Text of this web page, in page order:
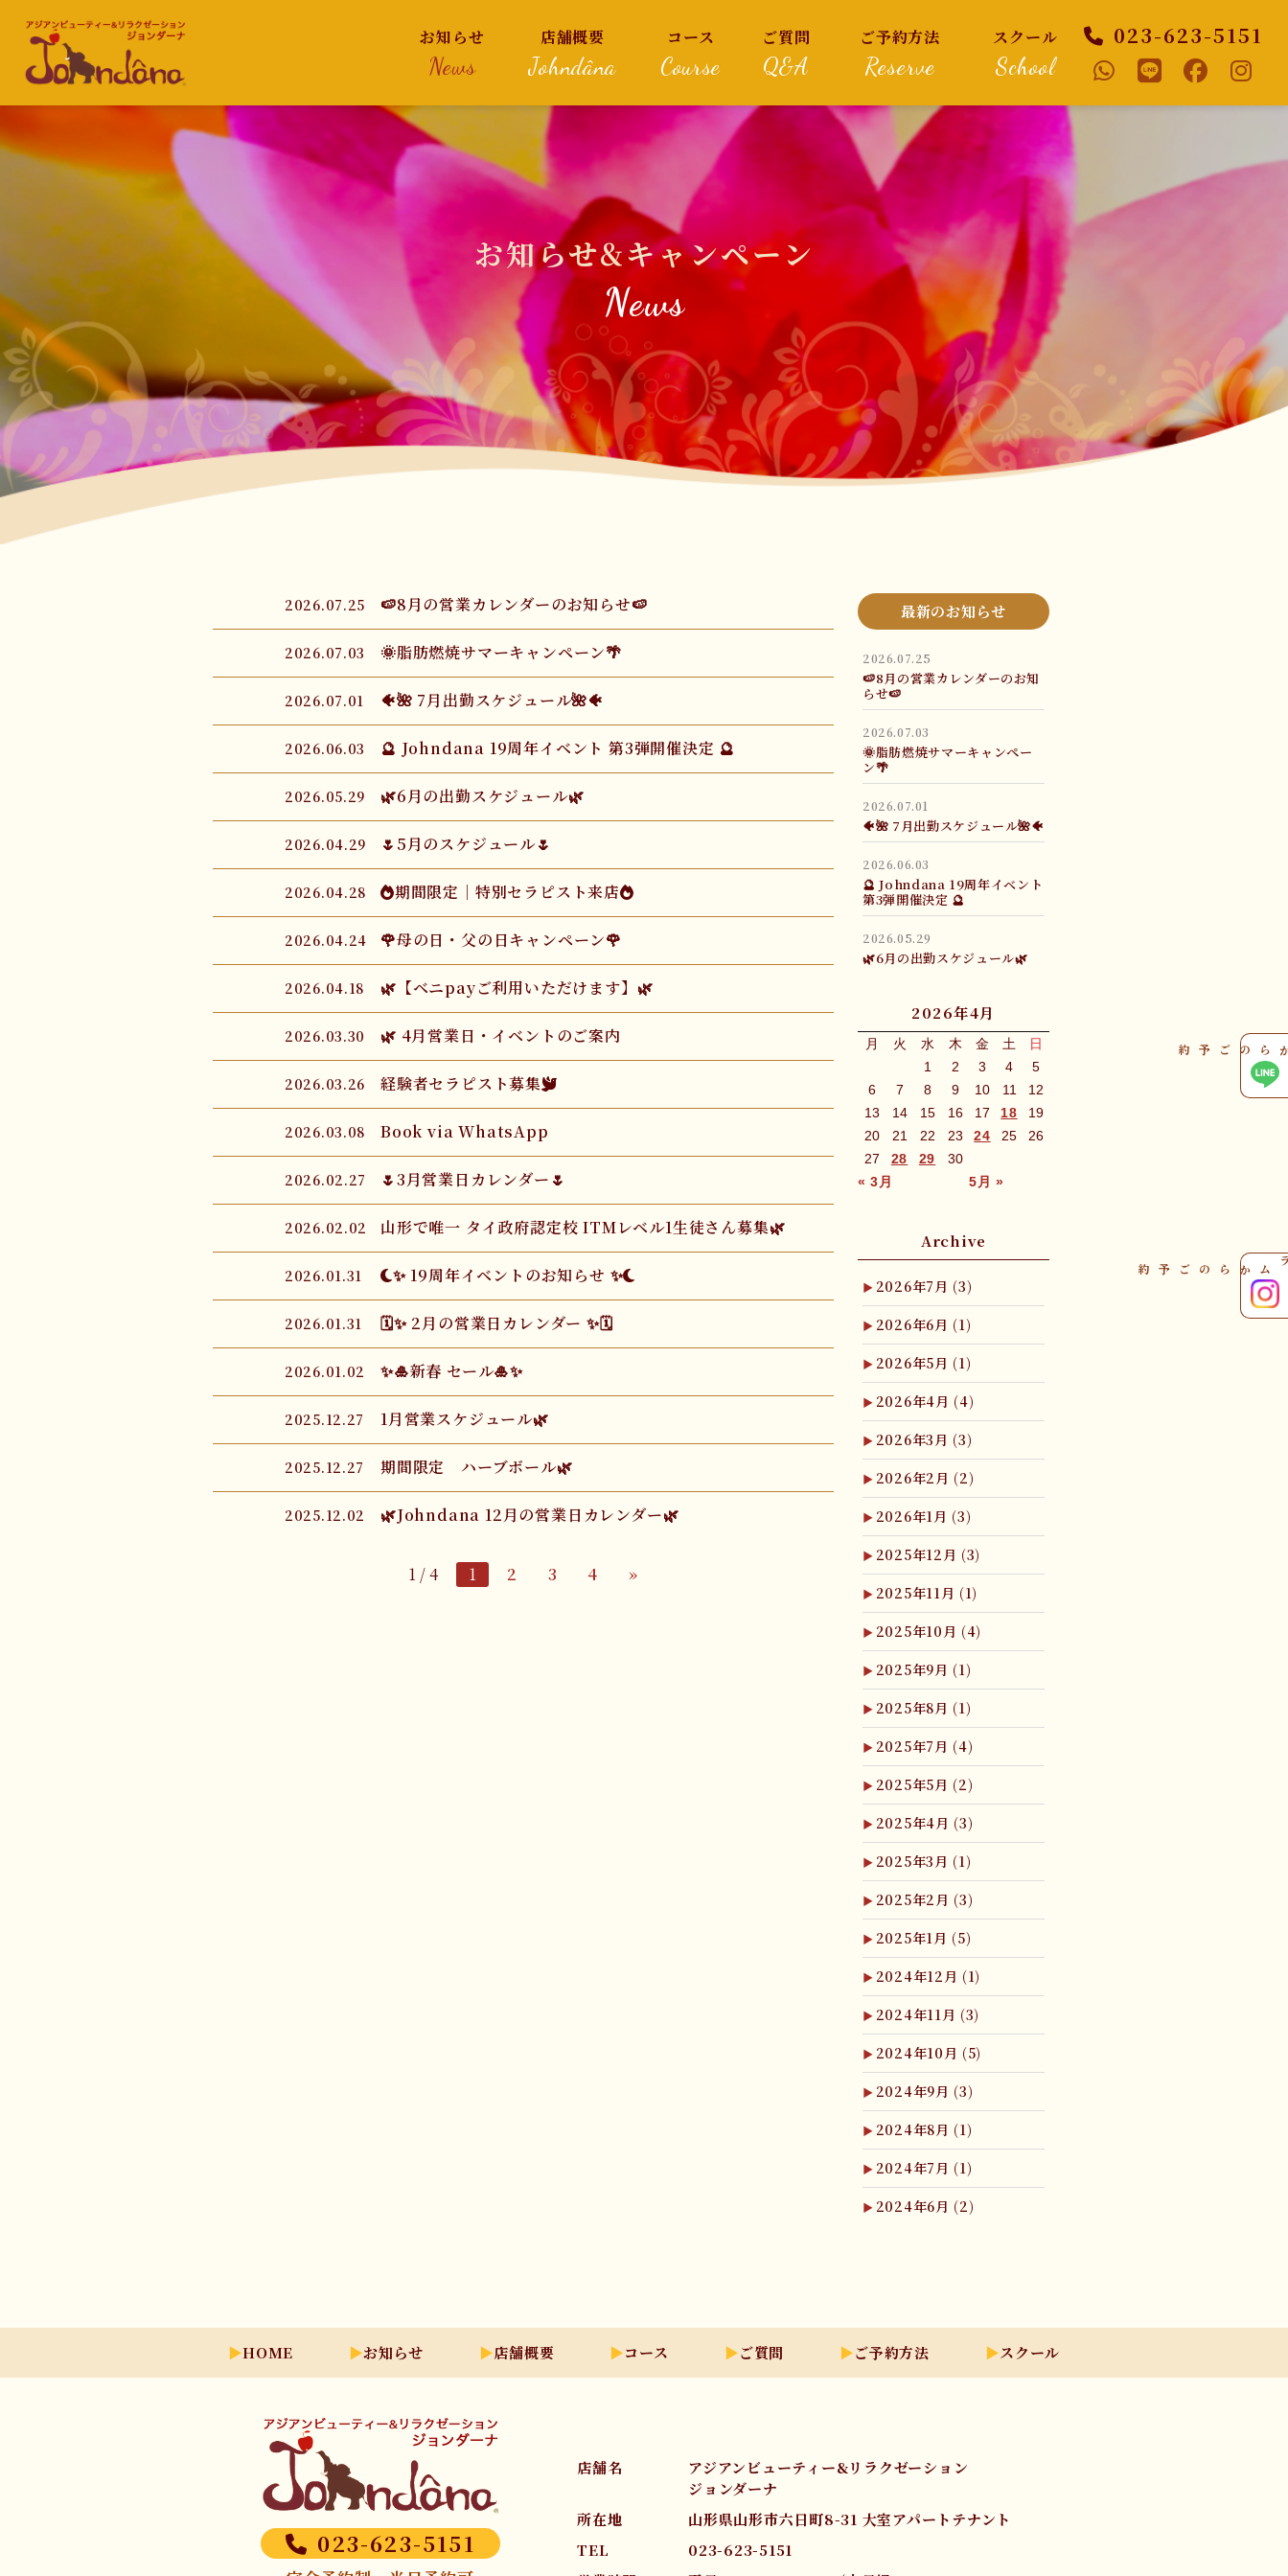
お知らせ
News
店舗概要
Johndâna
コース
Course
ご質問
Q&A
ご予約方法
Reserve
スクール
School
023-623-5151
お知らせ&キャンペーン
News
2026.07.25 🍉8月の営業カレンダーのお知らせ🍉
2026.07.03 🌞脂肪燃焼サマーキャンペーン🌴
2026.07.01 🐠🌺 7月出勤スケジュール🌺🐠
2026.06.03 🔮 Johndana 19周年イベント 第3弾開催決定 🔮
2026.05.29 🌿6月の出勤スケジュール🌿
2026.04.29 🌷5月のスケジュール🌷
2026.04.28 🔥期間限定｜特別セラピスト来店🔥
2026.04.24 🌹母の日・父の日キャンペーン🌹
2026.04.18 🌿【ベニpayご利用いただけます】🌿
2026.03.30 🌿 4月営業日・イベントのご案内
2026.03.26 経験者セラピスト募集🕊️
2026.03.08 Book via WhatsApp
2026.02.27 🌷3月営業日カレンダー🌷
2026.02.02 山形で唯一 タイ政府認定校 ITMレベル1生徒さん募集🌿
2026.01.31 🌙✨ 19周年イベントのお知らせ ✨🌙
2026.01.31 🗓✨ 2月の営業日カレンダー ✨🗓
2026.01.02 ✨🎍新春 セール🎍✨
2025.12.27 1月営業スケジュール🌿
2025.12.27 期間限定 ハーブボール🌿
2025.12.02 🌿Johndana 12月の営業日カレンダー🌿
1 / 4 1 2 3 4 »
最新のお知らせ
2026.07.25
🍉8月の営業カレンダーのお知
らせ🍉
2026.07.03
🌞脂肪燃焼サマーキャンペー
ン🌴
2026.07.01
🐠🌺 7月出勤スケジュール🌺🐠
2026.06.03
🔮 Johndana 19周年イベント
第3弾開催決定 🔮
2026.05.29
🌿6月の出勤スケジュール🌿
2026年4月
月 火 水 木 金 土 日
« 3月 5月 »
1 2 3 4
5
6
7 8 9 10 11
12
13
14 15 16 17 18
19
20
21 22 23 24 25
26
27
28 29 30
Archive
2026年7月 (3)
2026年6月 (1)
2026年5月 (1)
2026年4月 (4)
2026年3月 (3)
2026年2月 (2)
2026年1月 (3)
2025年12月 (3)
2025年11月 (1)
2025年10月 (4)
2025年9月 (1)
2025年8月 (1)
2025年7月 (4)
2025年5月 (2)
2025年4月 (3)
2025年3月 (1)
2025年2月 (3)
2025年1月 (5)
2024年12月 (1)
2024年11月 (3)
2024年10月 (5)
2024年9月 (3)
2024年8月 (1)
2024年7月 (1)
2024年6月 (2)
ラインからのご予約
インスタグラムからのご予約
HOME お知らせ 店舗概要 コース ご質問 ご予約方法 スクール
023-623-5151
店舗名
アジアンビューティー&リラクゼーション
ジョンダーナ
所在地
山形県山形市六日町8-31 大室アパートテナント
TEL
023-623-5151